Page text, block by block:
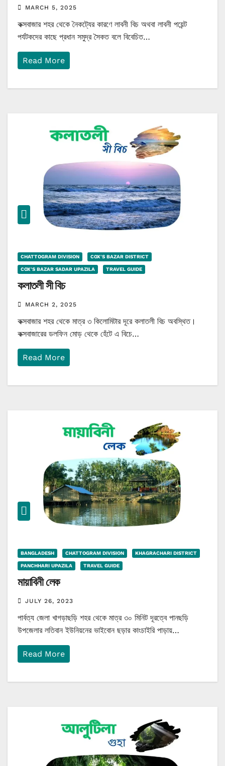
MARCH 5, 2025
কক্সবাজার শহর থেকে নৈকট্যের কারণে লাবনী বিচ অথবা লাবনী পয়েন্ট
পর্যটকদের কাছে প্রধান সমুদ্র সৈকত বলে বিবেচিত…
Read More
CHATTOGRAM DIVISION COX'S BAZAR DISTRICT
COX'S BAZAR SADAR UPAZILA TRAVEL GUIDE
কলাতলী সী বিচ
MARCH 2, 2025
কক্সবাজার শহর থেকে মাত্র ৩ কিলোমিটার দূরে কলাতলী বিচ অবস্থিত।
কক্সবাজারের ডলফিন মোড় থেকে হেঁটে এ বিচে…
Read More
BANGLADESH CHATTOGRAM DIVISION KHAGRACHARI DISTRICT
PANCHHARI UPAZILA TRAVEL GUIDE
মায়াবিনী লেক
JULY 26, 2023
পার্বত্য জেলা খাগড়াছড়ি শহর থেকে মাত্র ৩০ মিনিট দূরত্বে পানছড়ি
উপজেলার লতিবান ইউনিয়নের ভাইবোন ছড়ার কাংচাইরি পাড়ায়…
Read More